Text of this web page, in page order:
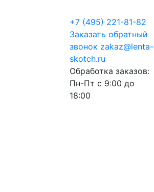
+7 (495) 221-81-82
Заказать обратный
звонок zakaz@lenta-
skotch.ru
Обработка заказов:
Пн-Пт с 9:00 до
18:00